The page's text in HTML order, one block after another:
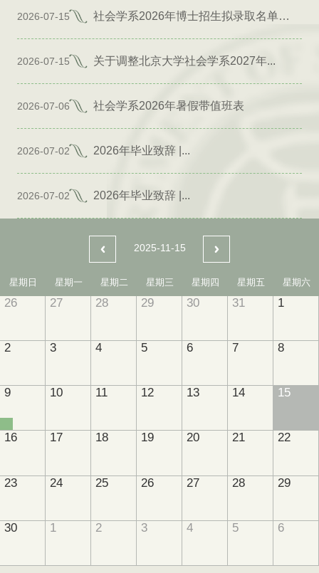
2026-07-15 社会学系2026年博士招生拟录取名单公示（专项）
2026-07-15 关于调整北京大学社会学系2027年...
2026-07-06 社会学系2026年暑假带值班表
2026-07-02 2026年毕业致辞 |...
2026-07-02 2026年毕业致辞 |...
2025-11-15
星期日 星期一 星期二 星期三 星期四 星期五 星期六
26 27 28 29 30 31 1
2 3 4 5 6 7 8
9 10 11 12 13 14 15
16 17 18 19 20 21 22
23 24 25 26 27 28 29
30 1 2 3 4 5 6